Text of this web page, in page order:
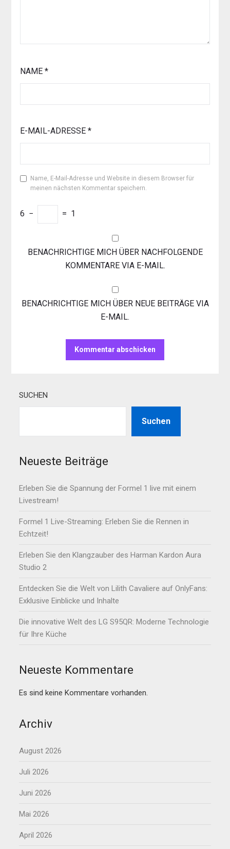
NAME *
E-MAIL-ADRESSE *
Name, E-Mail-Adresse und Website in diesem Browser für
meinen nächsten Kommentar speichern.
6 − = 1
BENACHRICHTIGE MICH ÜBER NACHFOLGENDE
KOMMENTARE VIA E-MAIL.
BENACHRICHTIGE MICH ÜBER NEUE BEITRÄGE VIA
E-MAIL.
SUCHEN
Suchen
Neueste Beiträge
Erleben Sie die Spannung der Formel 1 live mit einem
Livestream!
Formel 1 Live-Streaming: Erleben Sie die Rennen in
Echtzeit!
Erleben Sie den Klangzauber des Harman Kardon Aura
Studio 2
Entdecken Sie die Welt von Lilith Cavaliere auf OnlyFans:
Exklusive Einblicke und Inhalte
Die innovative Welt des LG S95QR: Moderne Technologie
für Ihre Küche
Neueste Kommentare
Es sind keine Kommentare vorhanden.
Archiv
August 2026
Juli 2026
Juni 2026
Mai 2026
April 2026